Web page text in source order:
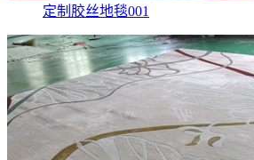
定制胶丝地毯001